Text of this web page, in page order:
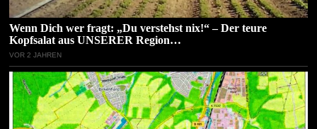
Wenn Dich wer fragt: „Du verstehst nix!“ – Der teure
Kopfsalat aus UNSERER Region…
VOR 2 JAHREN